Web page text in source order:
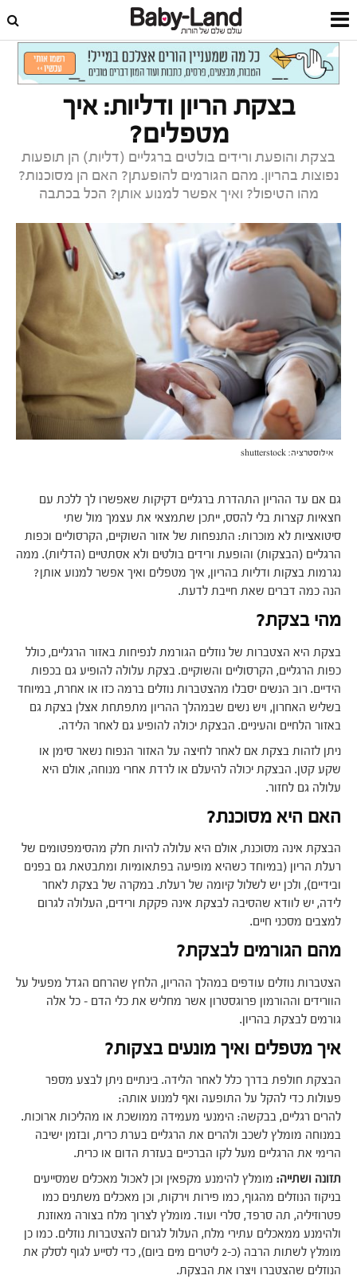
בריאות בהריון
בצקת הריון ודליות: איך
מטפלים?
בצקת והופעת ורידים בולטים ברגליים (דליות) הן תופעות
נפוצות בהריון. מהם הגורמים להופעתן? האם הן מסוכנות?
מהו הטיפול? ואיך אפשר למנוע אותן? הכל בכתבה
אילוסטרציה: shutterstock
גם אם עד ההריון התהדרת ברגליים דקיקות שאפשרו לך ללכת עם
חצאיות קצרות בלי להסס, ייתכן שתמצאי את עצמך מול שתי
סיטואציות לא מוכרות: התנפחות של אזור השוקיים, הקרסוליים וכפות
הרגליים (הבצקות) והופעת ורידים בולטים ולא אסתטיים (הדליות). ממה
נגרמות בצקות ודליות בהריון, איך מטפלים ואיך אפשר למנוע אותן?
הנה כמה דברים שאת חייבת לדעת.
מהי בצקת?
בצקת היא הצטברות של נוזלים הגורמת לנפיחות באזור הרגליים, כולל
כפות הרגליים, הקרסוליים והשוקיים. בצקת עלולה להופיע גם בכפות
הידיים. רוב הנשים יסבלו מהצטברות נוזלים ברמה כזו או אחרת, במיוחד
בשליש האחרון, ויש נשים שבמהלך ההריון מתפתחת אצלן בצקת גם
באזור הלחיים והעיניים. הבצקת יכולה להופיע גם לאחר הלידה.
ניתן לזהות בצקת אם לאחר לחיצה על האזור הנפוח נשאר סימן או
שקע קטן. הבצקת יכולה להיעלם או לרדת אחרי מנוחה, אולם היא
עלולה גם לחזור.
האם היא מסוכנת?
הבצקת אינה מסוכנת, אולם היא עלולה להיות חלק מהסימפטומים של
רעלת הריון (במיוחד כשהיא מופיעה בפתאומיות ומתבטאת גם בפנים
ובידיים), ולכן יש לשלול קיומה של רעלת. במקרה של בצקת לאחר
לידה, יש לוודא שהסיבה לבצקת אינה פקקת ורידים, העלולה לגרום
למצבים מסכני חיים.
מהם הגורמים לבצקת?
הצטברות נוזלים עודפים במהלך ההריון, הלחץ שהרחם הגדל מפעיל על
הוורידים וההורמון פרוגסטרון אשר מחליש את כלי הדם – כל אלה
גורמים לבצקת בהריון.
איך מטפלים ואיך מונעים בצקות?
הבצקת חולפת בדרך כלל לאחר הלידה. בינתיים ניתן לבצע מספר
פעולות כדי להקל על התופעה ואף למנוע אותה:
להרים רגליים, בבקשה: הימנעי מעמידה ממושכת או מהליכות ארוכות.
במנוחה מומלץ לשכב ולהרים את הרגליים בערת כרית, ובזמן ישיבה
הרימי את הרגליים מעל לקו הברכיים בעזרת הדום או כרית.
תזונה ושתייה: מומלץ להימנע מקפאין וכן לאכול מאכלים שמסייעים
בניקוז הנוזלים מהגוף, כמו פירות וירקות, וכן מאכלים משתנים כמו
פטרוזיליה, תה סרפד, סלרי ועוד. מומלץ לצרוך מלח בצורה מאוזנת
ולהימנע ממאכלים עתירי מלח, העלול לגרום להצטברות נוזלים. כמו כן
מומלץ לשתות הרבה (כ-2 ליטרים מים ביום), כדי לסייע לגוף לסלק את
הנוזלים שהצטברו ויצרו את הבצקת.